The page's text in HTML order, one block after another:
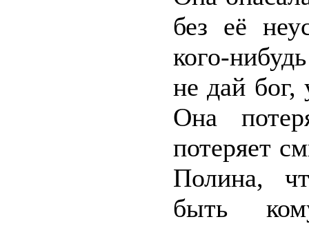
без её
кого-
не дай бог,
Она
потеряет
Полина,
быть